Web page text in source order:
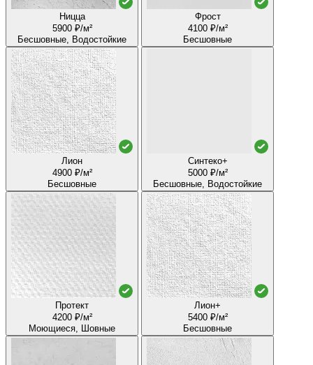
Ницца
5900 ₽/м²
Бесшовные, Водостойкие
Фрост
4100 ₽/м²
Бесшовные
Лион
4900 ₽/м²
Бесшовные
Синтеко+
5000 ₽/м²
Бесшовные, Водостойкие
Протект
4200 ₽/м²
Моющиеся, Шовные
Лион+
5400 ₽/м²
Бесшовные